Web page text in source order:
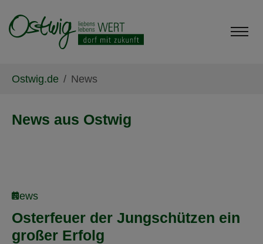
Ostwig.de News
News aus Ostwig
News
Osterfeuer der Jungschützen ein
großer Erfolg